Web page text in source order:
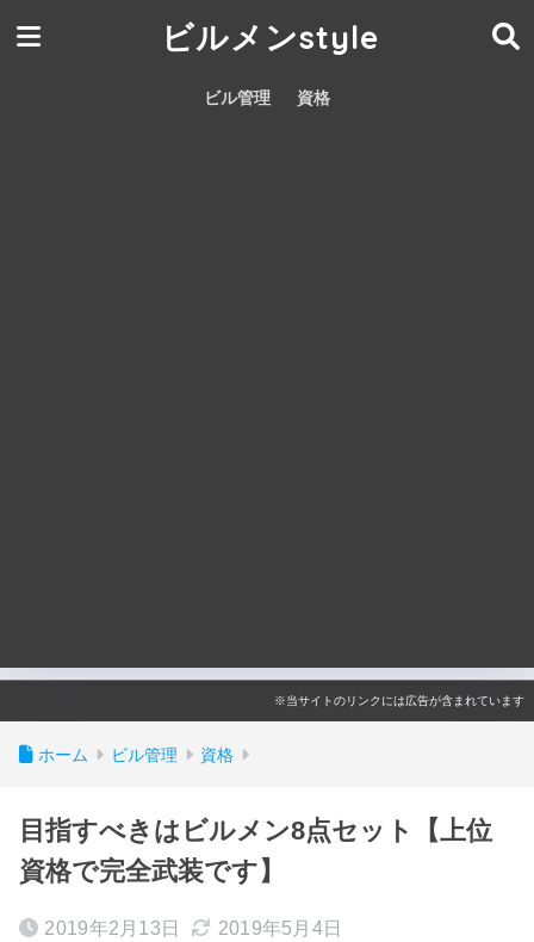
ビルメンstyle
ビル管理 資格
※当サイトのリンクには広告が含まれています
ホーム ビル管理 資格
目指すべきはビルメン8点セット【上位
資格で完全武装です】
2019年2月13日 2019年5月4日